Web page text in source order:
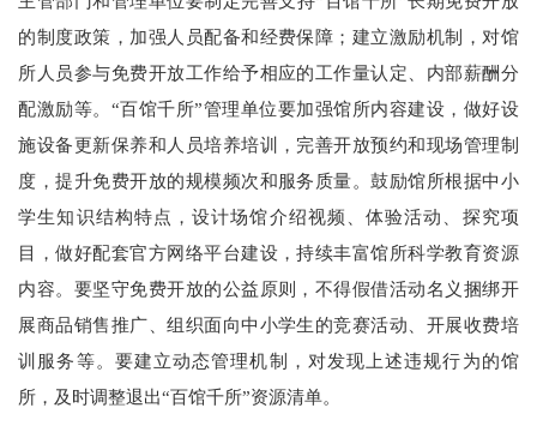
的制度政策，加强人员配备和经费保障；建立激励机制，对馆
所人员参与免费开放工作给予相应的工作量认定、内部薪酬分
配激励等。“百馆千所”管理单位要加强馆所内容建设，做好设
施设备更新保养和人员培养培训，完善开放预约和现场管理制
度，提升免费开放的规模频次和服务质量。鼓励馆所根据中小
学生知识结构特点，设计场馆介绍视频、体验活动、探究项
目，做好配套官方网络平台建设，持续丰富馆所科学教育资源
内容。要坚守免费开放的公益原则，不得假借活动名义捆绑开
展商品销售推广、组织面向中小学生的竞赛活动、开展收费培
训服务等。要建立动态管理机制，对发现上述违规行为的馆
所，及时调整退出“百馆千所”资源清单。